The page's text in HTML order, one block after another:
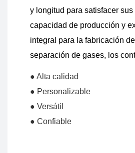
y longitud para satisfacer
capacidad de producción y
integral para la fabricación
separación de gases, los
● Alta calidad
● Personalizable
● Versátil
● Confiable